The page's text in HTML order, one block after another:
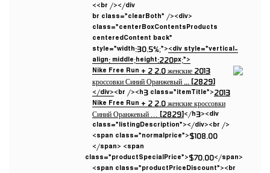
<br /></div>
<br class=”clearBoth” /><div
class=”centerBoxContentsProducts
centeredContent back”
style=”width:30.5%;”><div style=”vertical-
align: middle;height:220px;”>
</div><br /><h3 class=”itemTitle”>2013
Nike Free Run + 2 2.0 женские кроссовки
Синий Оранжевый … [2829]</h3><div
class=”listingDescription”></div><br />
<span class=”normalprice”>$108.00
</span> <span
class=”productSpecialPrice”>$70.00</span>
<span class=”productPriceDiscount”><br